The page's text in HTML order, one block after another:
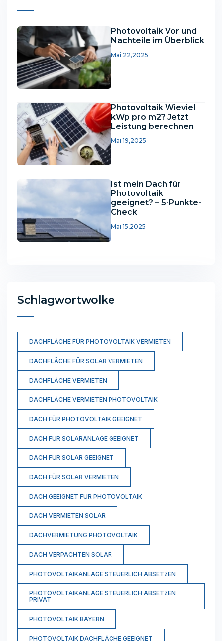
Photovoltaik Vor und
Nachteile im Überblick
Mai 22,2025
Photovoltaik Wieviel
kWp pro m2? Jetzt
Leistung berechnen
Mai 19,2025
Ist mein Dach für
Photovoltaik
geeignet? – 5-Punkte-
Check
Mai 15,2025
Schlagwortwolke
DACHFLÄCHE FÜR PHOTOVOLTAIK VERMIETEN
DACHFLÄCHE FÜR SOLAR VERMIETEN
DACHFLÄCHE VERMIETEN
DACHFLÄCHE VERMIETEN PHOTOVOLTAIK
DACH FÜR PHOTOVOLTAIK GEEIGNET
DACH FÜR SOLARANLAGE GEEIGNET
DACH FÜR SOLAR GEEIGNET
DACH FÜR SOLAR VERMIETEN
DACH GEEIGNET FÜR PHOTOVOLTAIK
DACH VERMIETEN SOLAR
DACHVERMIETUNG PHOTOVOLTAIK
DACH VERPACHTEN SOLAR
PHOTOVOLTAIKANLAGE STEUERLICH ABSETZEN
PHOTOVOLTAIKANLAGE STEUERLICH ABSETZEN
PRIVAT
PHOTOVOLTAIK BAYERN
PHOTOVOLTAIK DACHFLÄCHE GEEIGNET